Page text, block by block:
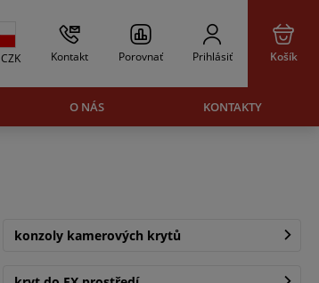
CZK Kontakt Porovnať Prihlásiť Košík
O NÁS KONTAKTY
konzoly kamerových krytů